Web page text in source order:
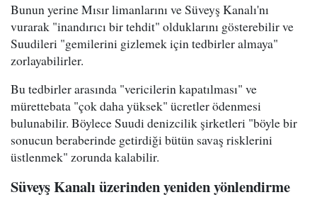
Bunun yerine Mısır limanlarını ve Süveyş Kanalı'nı
vurarak "inandırıcı bir tehdit" olduklarını gösterebilir ve
Suudileri "gemilerini gizlemek için tedbirler almaya"
zorlayabilirler.
Bu tedbirler arasında "vericilerin kapatılması" ve
mürettebata "çok daha yüksek" ücretler ödenmesi
bulunabilir. Böylece Suudi denizcilik şirketleri "böyle bir
sonucun beraberinde getirdiği bütün savaş risklerini
üstlenmek" zorunda kalabilir.
Süveyş Kanalı üzerinden yeniden yönlendirme